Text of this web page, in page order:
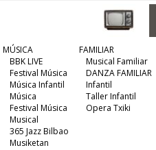
MÚSICA
BBK LIVE
Festival Música
Música Infantil
Música
Festival Música
Musical
365 Jazz Bilbao
Musiketan
FAMILIAR
Musical Familiar
DANZA FAMILIAR
Infantil
Taller Infantil
Opera Txiki